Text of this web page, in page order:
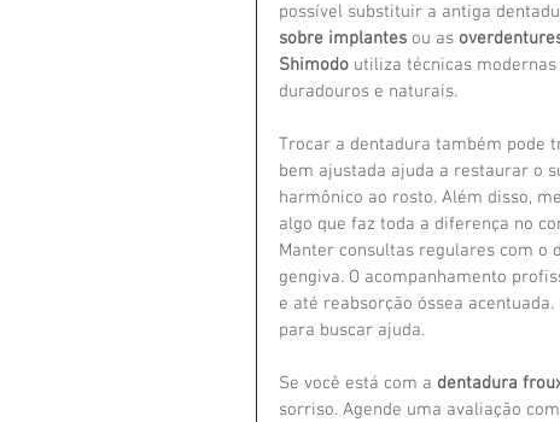
possível substituir a antiga
sobre implantes ou as
Shimodo utiliza técnicas
duradouros e naturais.
Trocar a dentadura também pode
bem ajustada ajuda a restaurar o
harmônico ao rosto. Além disso,
algo que faz toda a diferença no
Manter consultas regulares com o
gengiva. O acompanhamento
e até reabsorção óssea
para buscar ajuda.
Se você está com a dentadura
sorriso. Agende uma avaliação